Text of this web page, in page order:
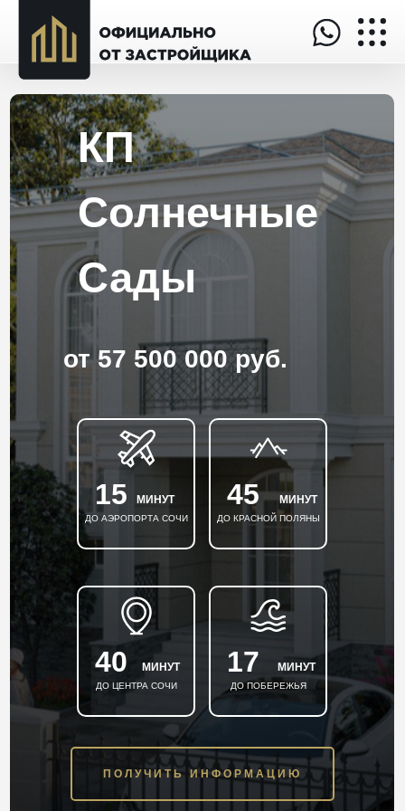
15 МИНУТ
ДО АЭРОПОРТА СОЧИ
40 МИНУТ
ДО ЦЕНТРА СОЧИ
17 МИНУТ
ДО ПОБЕРЕЖЬЯ
45 МИНУТ
ДО КРАСНОЙ ПОЛЯНЫ
ПОЛУЧИТЬ ИНФОРМАЦИЮ
от 57 500 000 руб.
КП
Солнечные
Сады